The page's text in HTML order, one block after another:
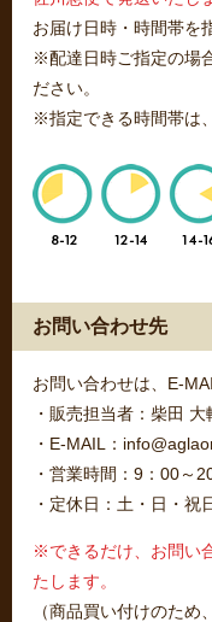
お届け日時・時間帯を
※配達日時ご指定の場
ださい。
※指定できる時間帯は
お問い合わせ先
お問い合わせは、E-
・販売担当者：柴田 大
・E-MAIL：
・営業時間：9：00～
・定休日：土・日・祝
※できるだけ、お問い
たします。
（商品買い付けのため